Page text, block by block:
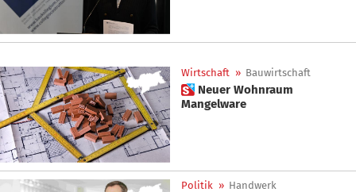
Wirtschaft » Bauwirtschaft
 Neuer Wohnraum
Mangelware
Politik » Handwerk